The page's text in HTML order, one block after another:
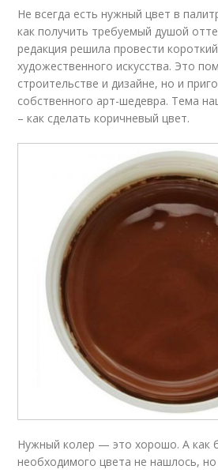
Не всегда есть нужный цвет в
как получить требуемый душой
редакция решила провести
художественного искусства. Это
строительстве и дизайне, но и
собственного арт-шедевра. Тема
– как сделать коричневый цвет.
Нужный колер — это хорошо. А как
необходимого цвета не нашлось, но